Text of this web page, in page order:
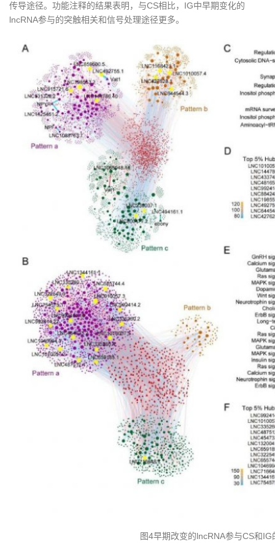
传导途径。功能注释的结果表明，与CS相比，IG中早期变化的
lncRNA参与的突触相关和信号处理途径更多。
图4早期改变的lncRNA参与CS和IG